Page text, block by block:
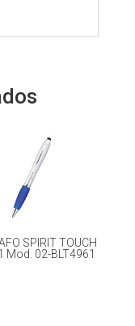
SPIRIT TOUCH
Mod. 02-BLT4961